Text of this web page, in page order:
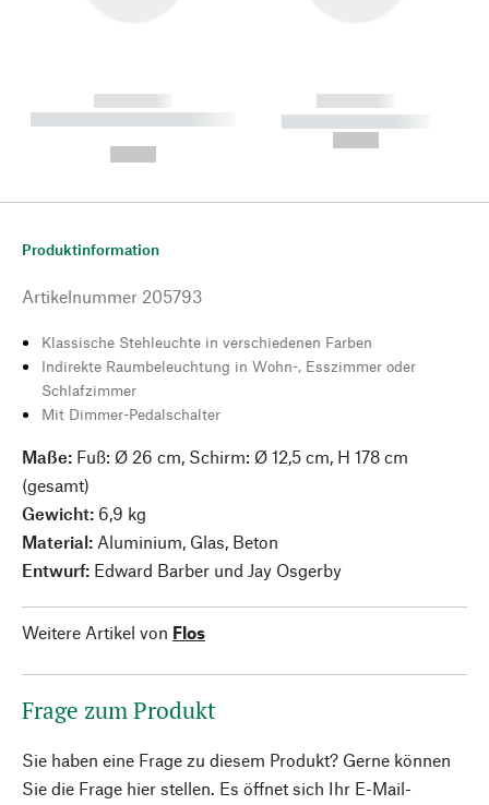
------------
----------- ----------- --------
------------
----------- -----------
Produktinformation
Artikelnummer 205793
Klassische Stehleuchte in verschiedenen Farben
Indirekte Raumbeleuchtung in Wohn-, Esszimmer oder
Schlafzimmer
Mit Dimmer-Pedalschalter
Maße: Fuß: Ø 26 cm, Schirm: Ø 12,5 cm, H 178 cm
(gesamt)
Gewicht: 6,9 kg
Material: Aluminium, Glas, Beton
Entwurf: Edward Barber und Jay Osgerby
Weitere Artikel von Flos
Frage zum Produkt
Sie haben eine Frage zu diesem Produkt? Gerne können
Sie die Frage hier stellen. Es öffnet sich Ihr E-Mail-